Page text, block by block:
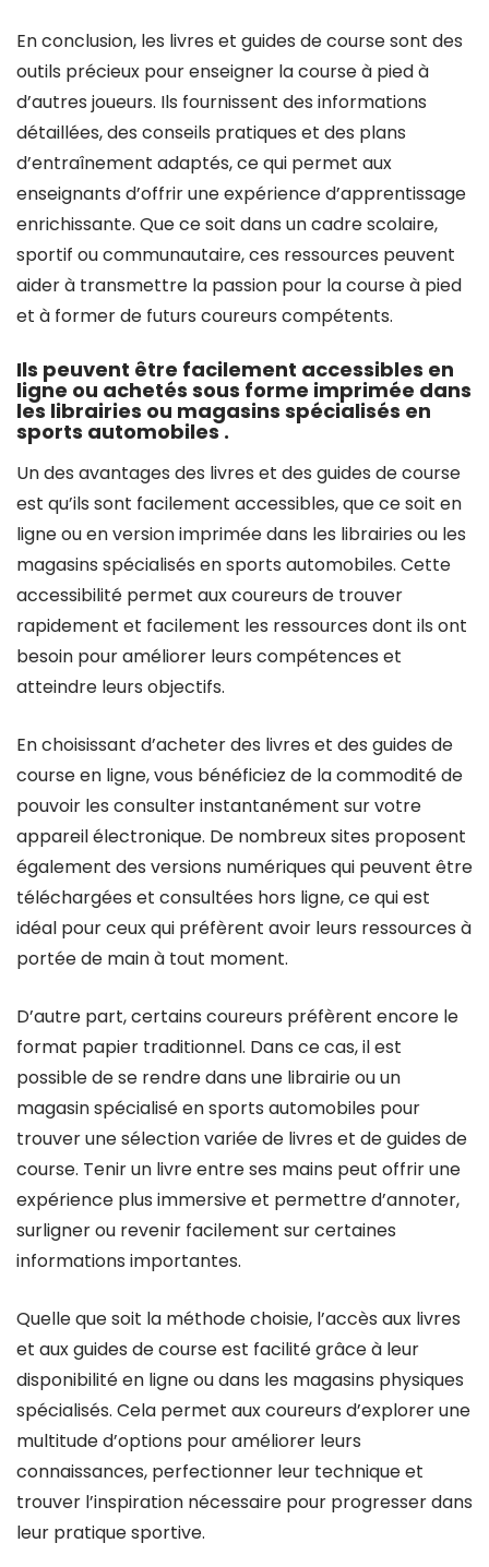
En conclusion, les livres et guides de course sont des
outils précieux pour enseigner la course à pied à
d’autres joueurs. Ils fournissent des informations
détaillées, des conseils pratiques et des plans
d’entraînement adaptés, ce qui permet aux
enseignants d’offrir une expérience d’apprentissage
enrichissante. Que ce soit dans un cadre scolaire,
sportif ou communautaire, ces ressources peuvent
aider à transmettre la passion pour la course à pied
et à former de futurs coureurs compétents.
Ils peuvent être facilement accessibles en
ligne ou achetés sous forme imprimée dans
les librairies ou magasins spécialisés en
sports automobiles .
Un des avantages des livres et des guides de course
est qu’ils sont facilement accessibles, que ce soit en
ligne ou en version imprimée dans les librairies ou les
magasins spécialisés en sports automobiles. Cette
accessibilité permet aux coureurs de trouver
rapidement et facilement les ressources dont ils ont
besoin pour améliorer leurs compétences et
atteindre leurs objectifs.
En choisissant d’acheter des livres et des guides de
course en ligne, vous bénéficiez de la commodité de
pouvoir les consulter instantanément sur votre
appareil électronique. De nombreux sites proposent
également des versions numériques qui peuvent être
téléchargées et consultées hors ligne, ce qui est
idéal pour ceux qui préfèrent avoir leurs ressources à
portée de main à tout moment.
D’autre part, certains coureurs préfèrent encore le
format papier traditionnel. Dans ce cas, il est
possible de se rendre dans une librairie ou un
magasin spécialisé en sports automobiles pour
trouver une sélection variée de livres et de guides de
course. Tenir un livre entre ses mains peut offrir une
expérience plus immersive et permettre d’annoter,
surligner ou revenir facilement sur certaines
informations importantes.
Quelle que soit la méthode choisie, l’accès aux livres
et aux guides de course est facilité grâce à leur
disponibilité en ligne ou dans les magasins physiques
spécialisés. Cela permet aux coureurs d’explorer une
multitude d’options pour améliorer leurs
connaissances, perfectionner leur technique et
trouver l’inspiration nécessaire pour progresser dans
leur pratique sportive.